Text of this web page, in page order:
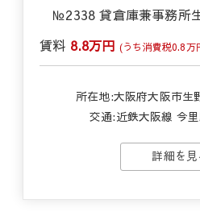
№2338 貸倉庫兼事務所
賃料 8.8万円 (うち消費税0.8万
所在地:大阪府大阪市生
交通:近鉄大阪線 今
詳細を見